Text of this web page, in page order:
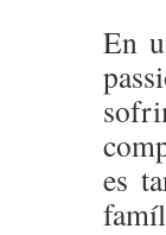
En
es